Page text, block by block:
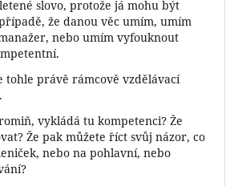
slovo, protože já mohu být
že danou věc umím, umím
nebo umím vyfouknout
tohle právě rámcově vzdělávací
vykládá tu kompetenci? Že
Že pak můžete říct svůj názor, co
nebo na pohlavní, nebo